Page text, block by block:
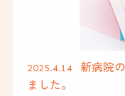
2025.4.14
新病院
ました。